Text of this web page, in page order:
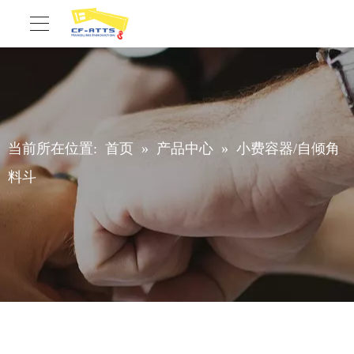
当前所在位置: 首页 » 产品中心 » 小费容器/自倾角
料斗